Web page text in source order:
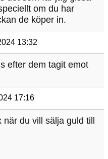
om du har
de köper in.
13:32
efter dem tagit emot
17:16
när du vill sälja guld till